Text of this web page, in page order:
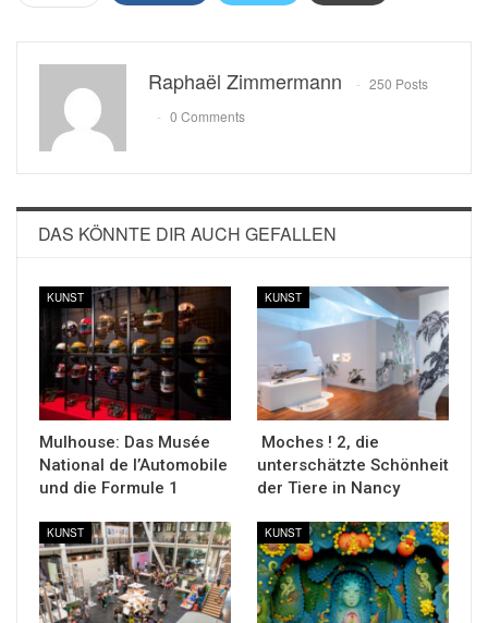
Raphaël Zimmermann
250 Posts
0 Comments
DAS KÖNNTE DIR AUCH GEFALLEN
KUNST
Mulhouse: Das Musée
National de l’Automobile
und die Formule 1
KUNST
Moches ! 2, die
unterschätzte Schönheit
der Tiere in Nancy
KUNST KUNST